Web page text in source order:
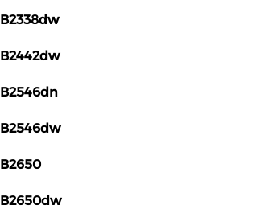
B2338dw
B2442dw
B2546dn
B2546dw
B2650
B2650dw